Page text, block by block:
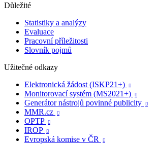
Důležité
Statistiky a analýzy
Evaluace
Pracovní příležitosti
Slovník pojmů
Užitečné odkazy
Elektronická žádost (ISKP21+)

Monitorovací systém (MS2021+) 
Generátor nástrojů povinné publicity 
MMR.cz 
OPTP 
IROP 
Evropská komise v ČR 